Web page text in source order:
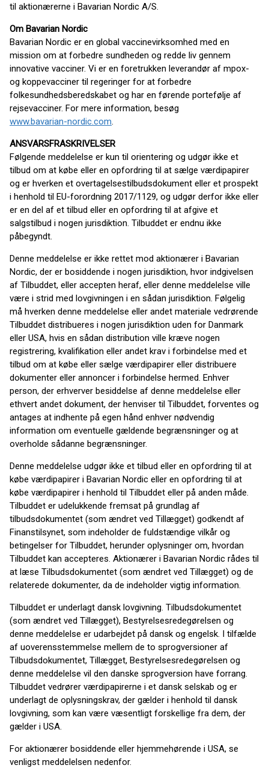
til aktionærerne i Bavarian Nordic A/S.
Om Bavarian Nordic
Bavarian Nordic er en global vaccinevirksomhed med en
mission om at forbedre sundheden og redde liv gennem
innovative vacciner. Vi er en foretrukken leverandør af mpox-
og koppevacciner til regeringer for at forbedre
folkesundhedsberedskabet og har en førende portefølje af
rejsevacciner. For mere information, besøg
www.bavarian-nordic.com.
ANSVARSFRASKRIVELSER
Følgende meddelelse er kun til orientering og udgør ikke et
tilbud om at købe eller en opfordring til at sælge værdipapirer
og er hverken et overtagelsestilbudsdokument eller et prospekt
i henhold til EU-forordning 2017/1129, og udgør derfor ikke eller
er en del af et tilbud eller en opfordring til at afgive et
salgstilbud i nogen jurisdiktion. Tilbuddet er endnu ikke
påbegyndt.
Denne meddelelse er ikke rettet mod aktionærer i Bavarian
Nordic, der er bosiddende i nogen jurisdiktion, hvor indgivelsen
af Tilbuddet, eller accepten heraf, eller denne meddelelse ville
være i strid med lovgivningen i en sådan jurisdiktion. Følgelig
må hverken denne meddelelse eller andet materiale vedrørende
Tilbuddet distribueres i nogen jurisdiktion uden for Danmark
eller USA, hvis en sådan distribution ville kræve nogen
registrering, kvalifikation eller andet krav i forbindelse med et
tilbud om at købe eller sælge værdipapirer eller distribuere
dokumenter eller annoncer i forbindelse hermed. Enhver
person, der erhverver besiddelse af denne meddelelse eller
ethvert andet dokument, der henviser til Tilbuddet, forventes og
antages at indhente på egen hånd enhver nødvendig
information om eventuelle gældende begrænsninger og at
overholde sådanne begrænsninger.
Denne meddelelse udgør ikke et tilbud eller en opfordring til at
købe værdipapirer i Bavarian Nordic eller en opfordring til at
købe værdipapirer i henhold til Tilbuddet eller på anden måde.
Tilbuddet er udelukkende fremsat på grundlag af
tilbudsdokumentet (som ændret ved Tillægget) godkendt af
Finanstilsynet, som indeholder de fuldstændige vilkår og
betingelser for Tilbuddet, herunder oplysninger om, hvordan
Tilbuddet kan accepteres. Aktionærer i Bavarian Nordic rådes til
at læse Tilbudsdokumentet (som ændret ved Tillægget) og de
relaterede dokumenter, da de indeholder vigtig information.
Tilbuddet er underlagt dansk lovgivning. Tilbudsdokumentet
(som ændret ved Tillægget), Bestyrelsesredegørelsen og
denne meddelelse er udarbejdet på dansk og engelsk. I tilfælde
af uoverensstemmelse mellem de to sprogversioner af
Tilbudsdokumentet, Tillægget, Bestyrelsesredegørelsen og
denne meddelelse vil den danske sprogversion have forrang.
Tilbuddet vedrører værdipapirerne i et dansk selskab og er
underlagt de oplysningskrav, der gælder i henhold til dansk
lovgivning, som kan være væsentligt forskellige fra dem, der
gælder i USA.
For aktionærer bosiddende eller hjemmehørende i USA, se
venligst meddelelsen nedenfor.